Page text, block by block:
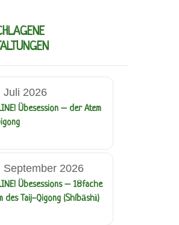
Juli 2026
Übesession – der Atem
September 2026
Übesessions – 18fache
des Taij-Qigong (Shíbāshì)